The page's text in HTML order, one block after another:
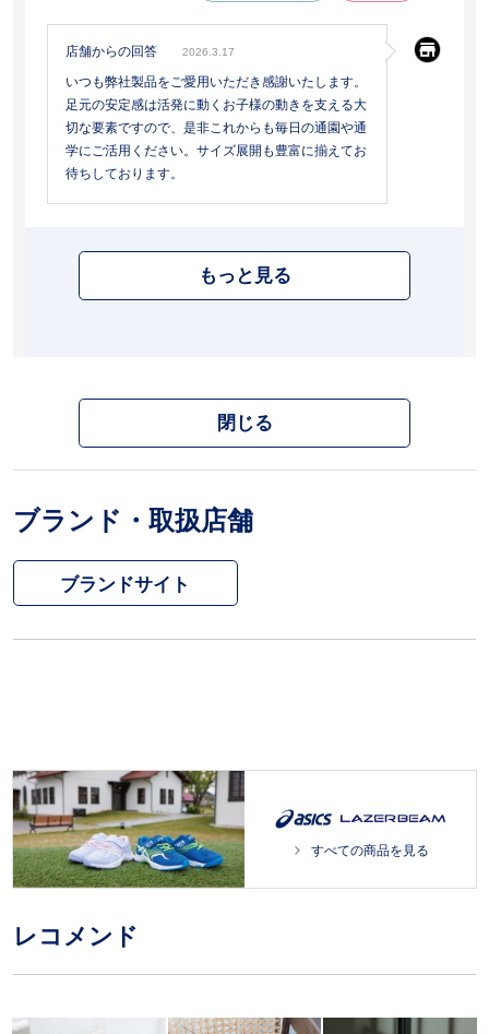
店舗からの回答 2026.3.17
いつも弊社製品をご愛用いただき感謝いたします。
足元の安定感は活発に動くお子様の動きを支える大
切な要素ですので、是非これからも毎日の通園や通
学にご活用ください。サイズ展開も豊富に揃えてお
待ちしております。
もっと見る
閉じる
ブランド・取扱店舗
ブランドサイト
すべての商品を見る
レコメンド